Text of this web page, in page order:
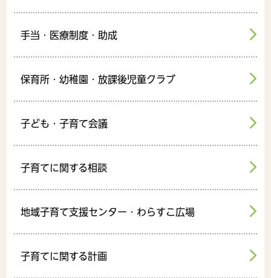
手当・医療制度・助成
保育所・幼稚園・放課後児童クラブ
子ども・子育て会議
子育てに関する相談
地域子育て支援センター・わらすこ広場
子育てに関する計画